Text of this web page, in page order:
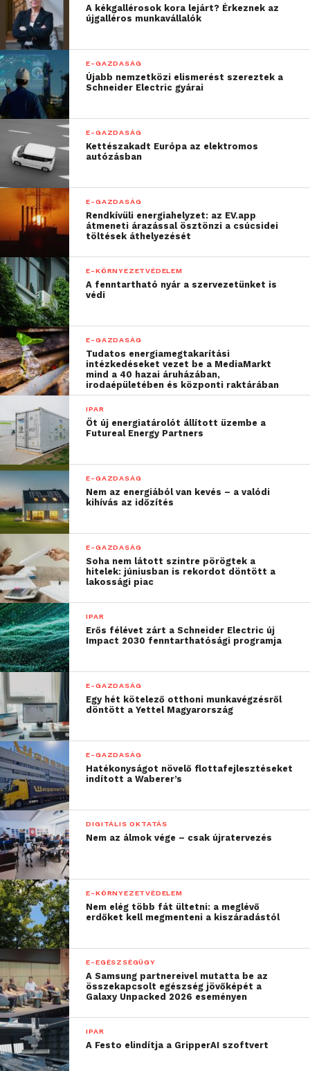
A kékgallérosok kora lejárt? Érkeznek az
újgalléros munkavállalók
E-GAZDASÁG
Újabb nemzetközi elismerést szereztek a
Schneider Electric gyárai
E-GAZDASÁG
Kettészakadt Európa az elektromos
autózásban
E-GAZDASÁG
Rendkívüli energiahelyzet: az EV.app
átmeneti árazással ösztönzi a csúcsidei
töltések áthelyezését
E-KÖRNYEZETVÉDELEM
A fenntartható nyár a szervezetünket is
védi
E-GAZDASÁG
Tudatos energiamegtakarítási
intézkedéseket vezet be a MediaMarkt
mind a 40 hazai áruházában,
irodaépületében és központi raktárában
IPAR
Öt új energiatárolót állított üzembe a
Futureal Energy Partners
E-GAZDASÁG
Nem az energiából van kevés – a valódi
kihívás az időzítés
E-GAZDASÁG
Soha nem látott szintre pörögtek a
hitelek: júniusban is rekordot döntött a
lakossági piac
IPAR
Erős félévet zárt a Schneider Electric új
Impact 2030 fenntarthatósági programja
E-GAZDASÁG
Egy hét kötelező otthoni munkavégzésről
döntött a Yettel Magyarország
E-GAZDASÁG
Hatékonyságot növelő flottafejlesztéseket
indított a Waberer’s
DIGITÁLIS OKTATÁS
Nem az álmok vége – csak újratervezés
E-KÖRNYEZETVÉDELEM
Nem elég több fát ültetni: a meglévő
erdőket kell megmenteni a kiszáradástól
E-EGÉSZSÉGÜGY
A Samsung partnereivel mutatta be az
összekapcsolt egészség jövőképét a
Galaxy Unpacked 2026 eseményen
IPAR
A Festo elindítja a GripperAI szoftvert